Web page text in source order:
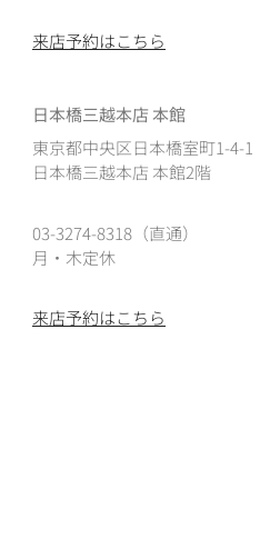
来店予約はこちら
日本橋三越本店 本館
東京都中央区日本橋室町1-4-1
日本橋三越本店 本館2階
03-3274-8318（直通）
月・木定休
来店予約はこちら